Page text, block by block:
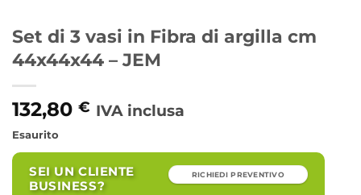
Set di 3 vasi in Fibra di argilla cm
44x44x44 – JEM
132,80 € IVA inclusa
Esaurito
SEI UN CLIENTE
BUSINESS?
RICHIEDI PREVENTIVO